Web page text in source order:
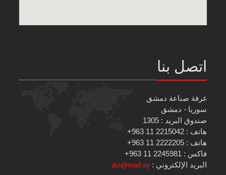
اتصل بنا
غرفة صناعة دمشق
سوريا - دمشق
صندوق البريد : 1305
هاتف : 2215042 11 963+
هاتف : 2222205 11 963+
فاكس : 2245981 11 963+
البريد الإلكتروني :dci@mail.sy